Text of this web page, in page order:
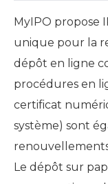
MyIPO propose
unique pour la
dépôt en ligne
procédures en
certificat
système) sont
Le dépôt sur